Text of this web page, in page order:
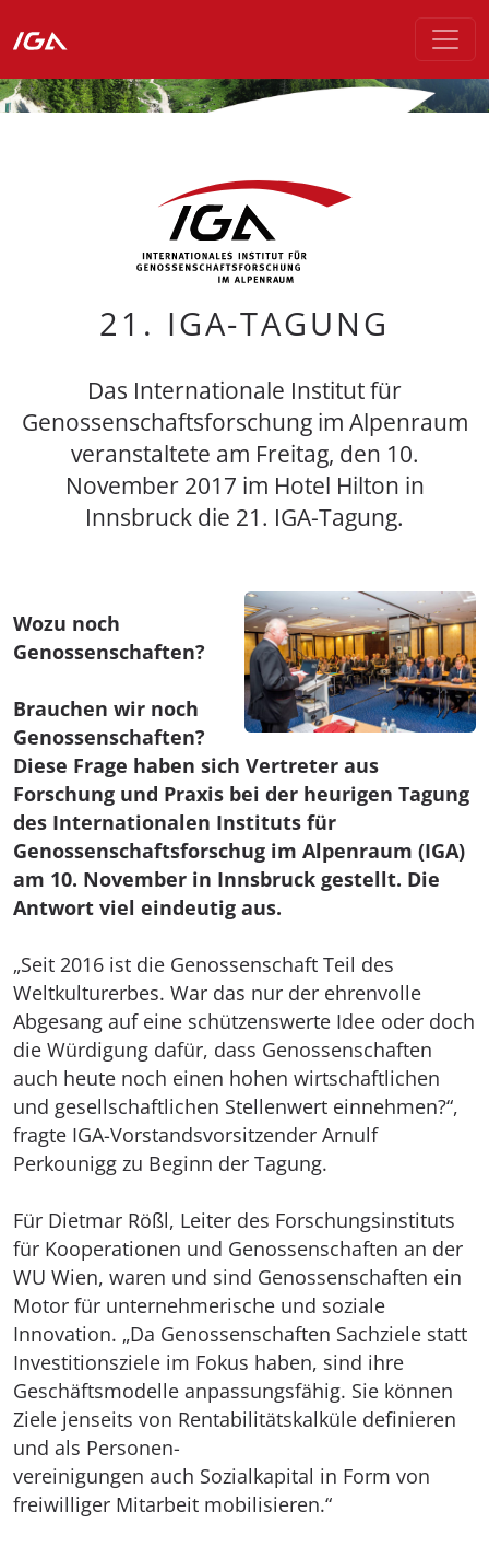
21. IGA-TAGUNG
Das Internationale Institut für
Genossenschaftsforschung im Alpenraum
veranstaltete am Freitag, den 10.
November 2017 im Hotel Hilton in
Innsbruck die 21. IGA-Tagung.
Wozu noch
Genossenschaften?
Brauchen wir noch
Genossenschaften?
Diese Frage haben sich Vertreter aus
Forschung und Praxis bei der heurigen Tagung
des Internationalen Instituts für
Genossenschaftsforschug im Alpenraum (IGA)
am 10. November in Innsbruck gestellt. Die
Antwort viel eindeutig aus.
„Seit 2016 ist die Genossenschaft Teil des
Weltkulturerbes. War das nur der ehrenvolle
Abgesang auf eine schützenswerte Idee oder doch
die Würdigung dafür, dass Genossenschaften
auch heute noch einen hohen wirtschaftlichen
und gesellschaftlichen Stellenwert einnehmen?“,
fragte IGA-Vorstandsvorsitzender Arnulf
Perkounigg zu Beginn der Tagung.
Für Dietmar Rößl, Leiter des Forschungsinstituts
für Kooperationen und Genossenschaften an der
WU Wien, waren und sind Genossenschaften ein
Motor für unternehmerische und soziale
Innovation. „Da Genossenschaften Sachziele statt
Investitionsziele im Fokus haben, sind ihre
Geschäftsmodelle anpassungsfähig. Sie können
Ziele jenseits von Rentabilitätskalküle definieren
und als Personen-
vereinigungen auch Sozialkapital in Form von
freiwilliger Mitarbeit mobilisieren.“